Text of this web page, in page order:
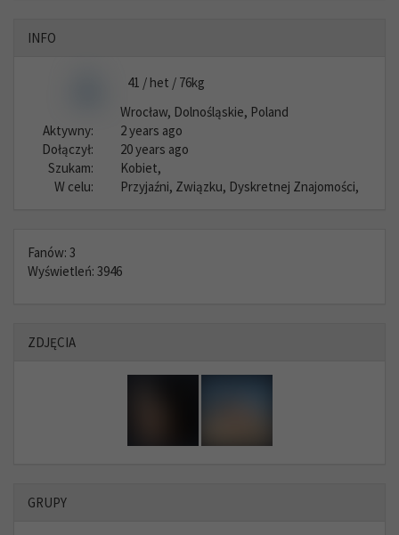
INFO
41 / het / 76kg
Wrocław, Dolnośląskie, Poland
Aktywny:
2 years ago
Dołączył:
20 years ago
Szukam:
Kobiet,
W celu:
Przyjaźni, Związku, Dyskretnej Znajomości,
Fanów: 3
Wyświetleń: 3946
ZDJĘCIA
GRUPY